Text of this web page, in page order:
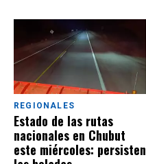
REGIONALES
Estado de las rutas
nacionales en Chubut
este miércoles: persisten